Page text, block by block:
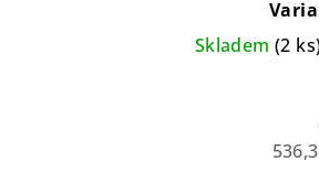
Skladem(2